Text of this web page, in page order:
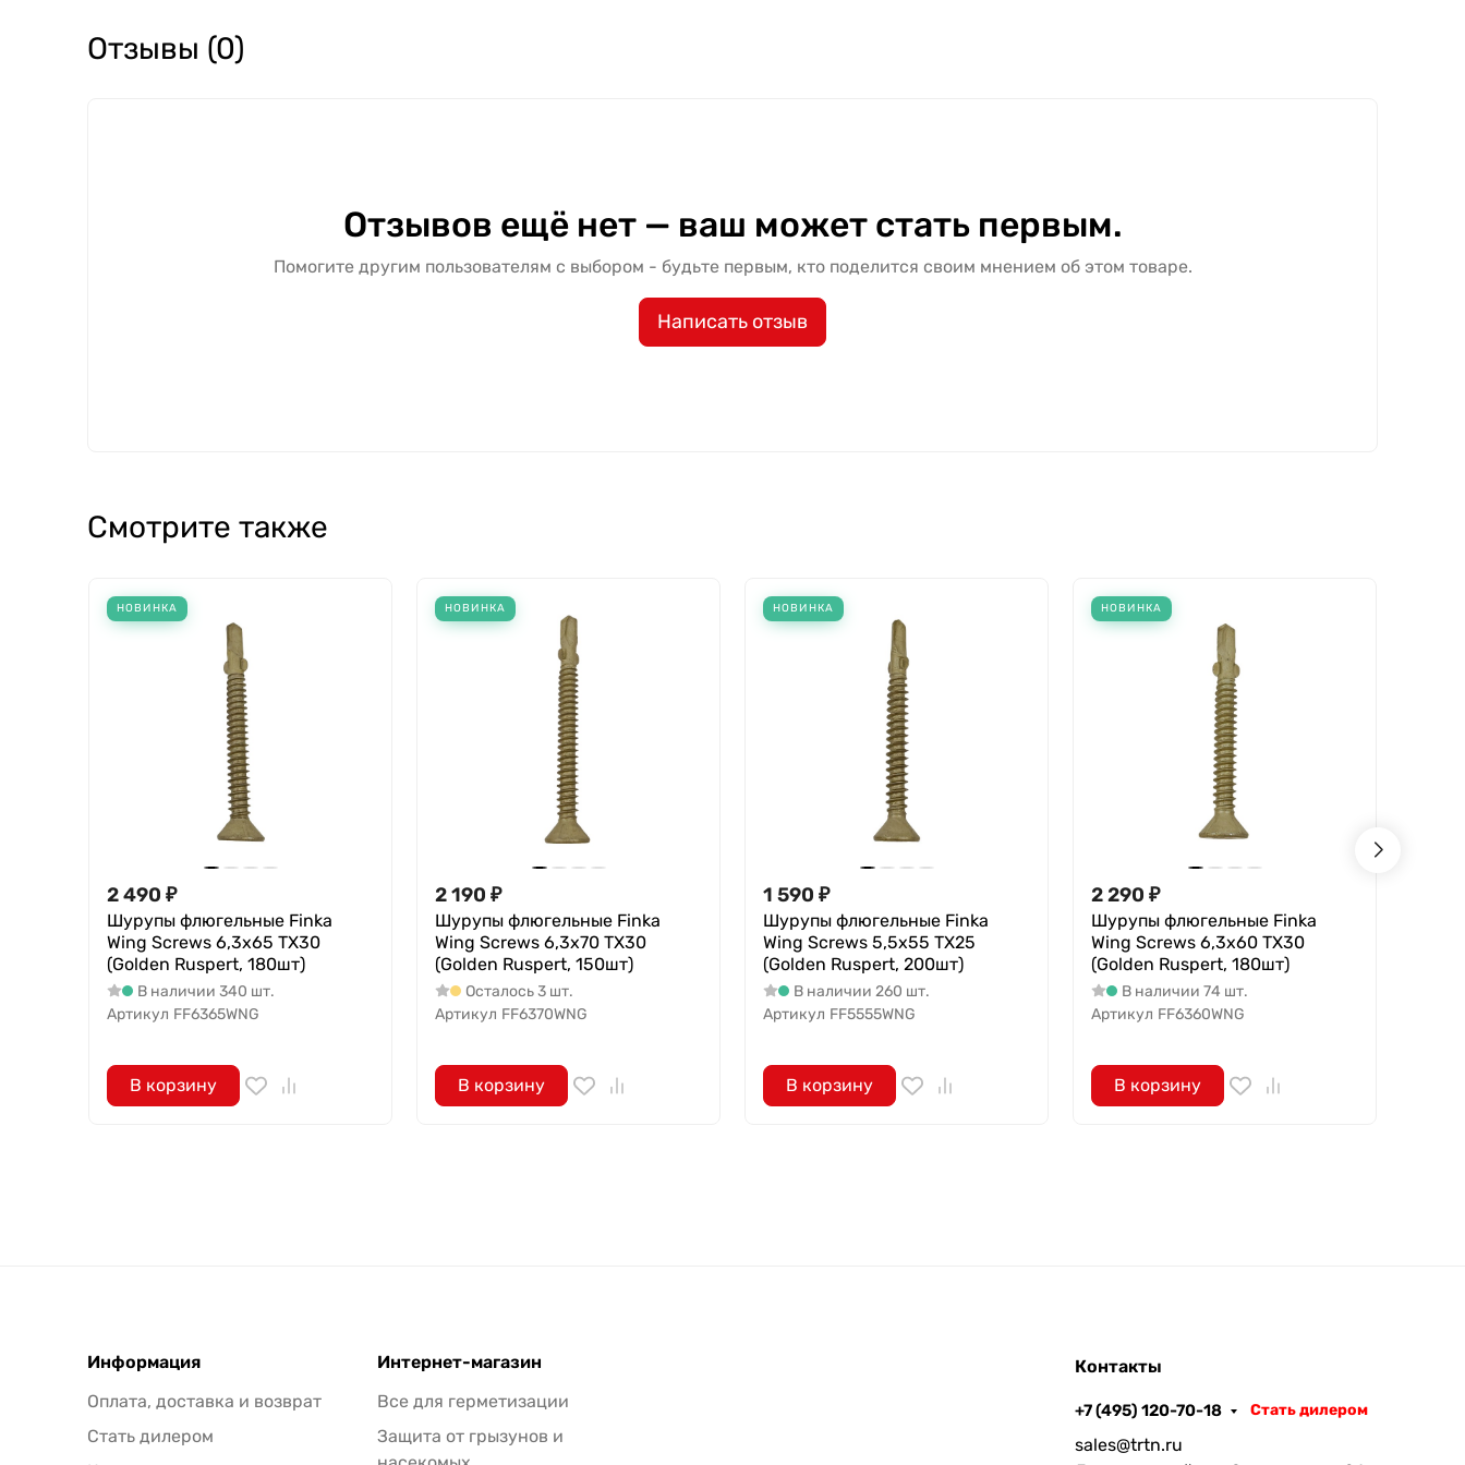
Отзывы (0)
Отзывов ещё нет — ваш может стать первым.
Помогите другим пользователям с выбором - будьте первым, кто поделится своим мнением об этом товаре.
Написать отзыв
Смотрите также
НОВИНКА
2 490 ₽
Шурупы флюгельные Finka
Wing Screws 6,3x65 TX30
(Golden Ruspert, 180шт)
В наличии 340 шт.
Артикул FF6365WNG
В корзину
НОВИНКА
2 190 ₽
Шурупы флюгельные Finka
Wing Screws 6,3x70 TX30
(Golden Ruspert, 150шт)
Осталось 3 шт.
Артикул FF6370WNG
В корзину
НОВИНКА
1 590 ₽
Шурупы флюгельные Finka
Wing Screws 5,5x55 TX25
(Golden Ruspert, 200шт)
В наличии 260 шт.
Артикул FF5555WNG
В корзину
НОВИНКА
2 290 ₽
Шурупы флюгельные Finka
Wing Screws 6,3x60 TX30
(Golden Ruspert, 180шт)
В наличии 74 шт.
Артикул FF6360WNG
В корзину
Информация
Оплата, доставка и возврат
Стать дилером
Интернет-магазин
Все для герметизации
Защита от грызунов и
Контакты
+7 (495) 120-70-18 Стать дилером
sales@trtn.ru